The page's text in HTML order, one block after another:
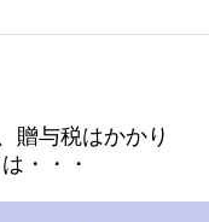
贈与税はかかり
・・・